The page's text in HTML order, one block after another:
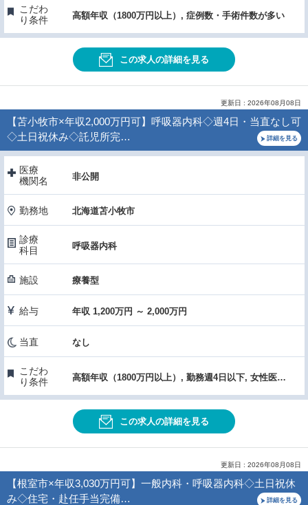
こだわ
り条件
高額年収（1800万円以上）, 症例数・手術件数が多い
この求人の詳細を見る
更新日 : 2026年08月08日
【苫小牧市×年収2,000万円可】呼吸器内科◇週4日・当直なし可
◇土日祝休み◇託児所完…
詳細を見る
医療
機関名
非公開
勤務地 北海道苫小牧市
診療
科目
呼吸器内科
施設 療養型
給与 年収 1,200万円 ～ 2,000万円
当直 なし
こだわ
り条件
高額年収（1800万円以上）, 勤務週4日以下, 女性医師におすすめ, 託児所あり
この求人の詳細を見る
更新日 : 2026年08月08日
【根室市×年収3,030万円可】一般内科・呼吸器内科◇土日祝休
み◇住宅・赴任手当完備…
詳細を見る